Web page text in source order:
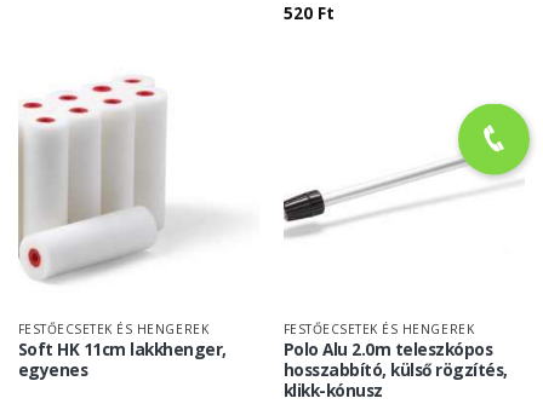
520 Ft
FESTŐECSETEK ÉS HENGEREK
Soft HK 11cm lakkhenger,
egyenes
FESTŐECSETEK ÉS HENGEREK
Polo Alu 2.0m teleszkópos
hosszabbító, külső rögzítés,
klikk-kónusz